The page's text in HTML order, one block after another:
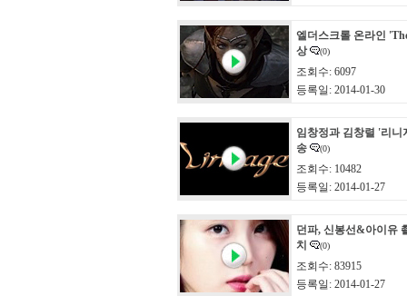
엘더스크롤 온라인
상
(0)
조회수: 6097
등록일: 2014-01-30
임창정과 김창렬 '리니
송
(0)
조회수: 10482
등록일: 2014-01-27
던파, 신봉선&아이유
치
(0)
조회수: 83915
등록일: 2014-01-27